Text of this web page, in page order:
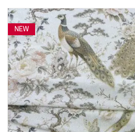
NEW